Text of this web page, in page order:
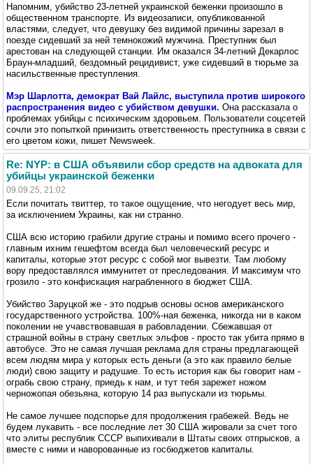
Напомним, убийство 23-летней украинской беженки произошло в
общественном транспорте. Из видеозаписи, опубликованной
властями, следует, что девушку без видимой причины зарезал в
поезде сидевший за ней темнокожий мужчина. Преступник был
арестован на следующей станции. Им оказался 34-летний Декарлос
Браун-младший, бездомный рецидивист, уже сидевший в тюрьме за
насильственные преступления.
Мэр Шарлотта, демократ Вай Лайлс, выступила против широкого
распространения видео с убийством девушки. Она рассказала о
проблемах убийцы с психическим здоровьем. Пользователи соцсетей
сочли это попыткой принизить ответственность преступника в связи с
его цветом кожи, пишет Newsweek.
Re: NYP: в США объявили сбор средств на адвоката для
убийцы украинской беженки
09.09.25, 21:02
Если почитать твиттер, то такое ощущение, что негодует весь мир,
за исключением Украины, как ни странно.
США всю историю грабили другие страны и помимо всего прочего -
главным ихним гешефтом всегда был человеческий ресурс и
капиталы, которые этот ресурс с собой мог вывезти. Там любому
вору предоставлялся иммунитет от преследования. И максимум что
грозило - это конфискация награбленного в бюджет США.
Убийство Заруцкой же - это подрыв основы основ американского
государственного устройства. 100%-ная беженка, никогда ни в каком
поколении не учавствовавшая в рабовладении. Сбежавшая от
страшной войны в страну светлых эльфов - просто так убита прямо в
автобусе. Это не самая лучшая реклама для страны предлагающей
всем людям мира у которых есть деньги (а это как правило белые
люди) свою защиту и радушие. То есть история как бы говорит нам -
ограбь свою страну, приедь к нам, и тут тебя зарежет ножом
черножопая обезьяна, которую 14 раз выпускали из тюрьмы.
Не самое лучшее подспорье для продолжения грабежей. Ведь не
будем лукавить - все последние лет 30 США жировали за счет того
что элиты республик СССР выпихивали в Штаты своих отпрысков, а
вместе с ними и наворованные из госбюджетов капиталы.